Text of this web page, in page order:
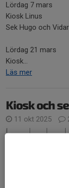
Lördag 7 mars
Kiosk Linus
Sek Hugo och Vidar
Lördag 21 mars
Kiosk...
Läs mer
Kiosk och
11 okt 2025